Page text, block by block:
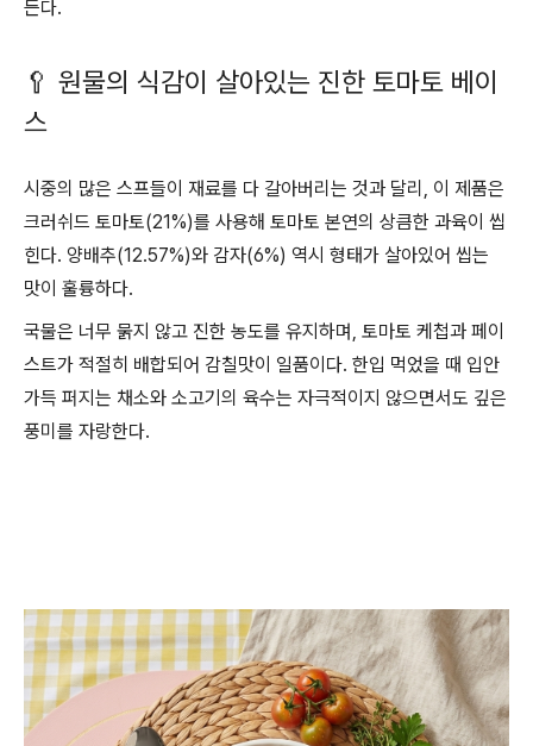
든다.
🥄 원물의 식감이 살아있는 진한 토마토 베이
스
시중의 많은 스프들이 재료를 다 갈아버리는 것과 달리, 이 제품은
크러쉬드 토마토(21%)를 사용해 토마토 본연의 상큼한 과육이 씹
힌다. 양배추(12.57%)와 감자(6%) 역시 형태가 살아있어 씹는
맛이 훌륭하다.
국물은 너무 묽지 않고 진한 농도를 유지하며, 토마토 케첩과 페이
스트가 적절히 배합되어 감칠맛이 일품이다. 한입 먹었을 때 입안
가득 퍼지는 채소와 소고기의 육수는 자극적이지 않으면서도 깊은
풍미를 자랑한다.